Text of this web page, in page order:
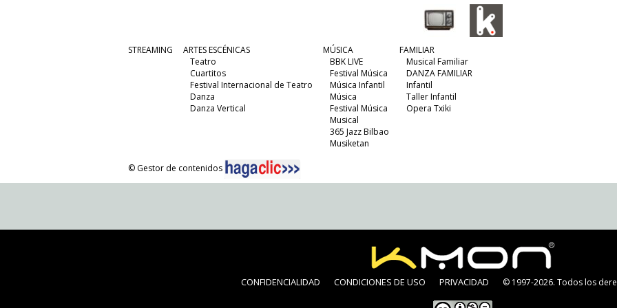
STREAMING
ARTES ESCÉNICAS
Teatro
Cuartitos
Festival Internacional de Teatro
Danza
Danza Vertical
MÚSICA
BBK LIVE
Festival Música
Música Infantil
Música
Festival Música
Musical
365 Jazz Bilbao
Musiketan
FAMILIAR
Musical Familiar
DANZA FAMILIAR
Infantil
Taller Infantil
Opera Txiki
© Gestor de contenidos
CONFIDENCIALIDAD CONDICIONES DE USO PRIVACIDAD © 1997-2026. Todos los